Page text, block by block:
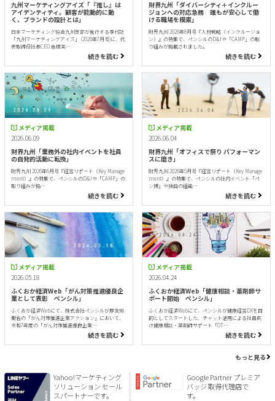
九州マーケティングアイズ「『推し』は
アイデンティティ。顧客が能動的に動
く、ブランドの設計とは」
日本マーケティング協会九州支部が発行する季刊誌
「九州マーケティングアイズ」 (2026年7月号)に、代
表取締役社長CEO 倉橋美…
続きを読む
財界九州「ダイバーシティ＋インクルー
ジョンへの対応急務 誰もが安心して働
ける職場を模索」
財界九州 2026年8月号『人材戦略（インクルージョ
ン）』の特集で、ペンシルのD&Iや「CAMP」の取
り組みが掲載されました。
続きを読む
メディア掲載
2026.06.09
財界九州「業務外の社内イベントを社員
の自発的活動に転換」
財界九州 2026年6月号『経営リポート（Key Manage
ment）』の特集で、ペンシルのD&Iや「CAMP」の
取り組みが掲…
続きを読む
メディア掲載
2026.06.04
財界九州「オフィスで祭り パフォーマン
スに磨き」
財界九州 2026年5月号『経営リポート（Key Manage
ment）』の特集で、ペンシルの社内イベント「ペ
ン博」や独自の組織…
続きを読む
メディア掲載
2026.05.18
ふくおか経済Web「がん対策推進優良企
業として表彰 ペンシル」
ふくおか経済Webにて、株式会社ペンシルが厚生労
働省の「がん対策推進企業アクション」において、
令和7年度の「がん対策推進優良企業…
続きを読む
メディア掲載
2026.04.24
ふくおか経済Web「健康相談・薬剤師サ
ポート開始 ペンシル」
ふくおか経済Webにて、ペンシルが健康経営DXを目
的としてスタートした、チャット活用による社員向
け健康相談・薬剤師サポート「OT…
続きを読む
もっと見る
Yahoo!マーケティング
ソリューション セール
スパートナーです。
Google Partner プレミア
バッジ 取得代理店で
す。